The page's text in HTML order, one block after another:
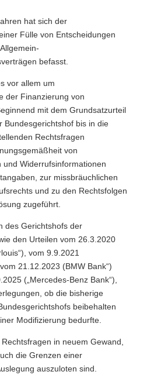
hat sich der
Fülle von Entscheidungen
befasst.
vor allem um
der Finanzierung von
mit dem Grundsatzurteil
Bundesgerichtshof bis in die
Rechtsfragen
von
Widerrufsinformationen
zur missbräuchlichen
und zu den Rechtsfolgen
zugeführt.
des Gerichtshofs der
den Urteilen vom 26.3.2020
vom 9.9.2021
21.12.2023 (BMW Bank“)
(„Mercedes-Benz Bank“),
ob die bisherige
beibehalten
Modifizierung bedurfte.
in neuem Gewand,
die Grenzen einer
auszuloten sind.